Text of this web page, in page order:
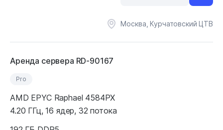
Москва, Курчатовский ЦТВ
Аренда сервера RD-90167
Pro
AMD EPYC Raphael 4584PX
4.20 ГГц, 16 ядер, 32 потока